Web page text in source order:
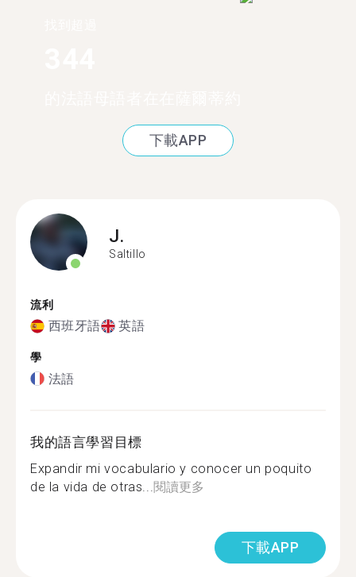
下載APP
J.
Saltillo
流利
西班牙語 英語
學
法語
我的語言學習目標
Expandir mi vocabulario y conocer un poquito
de la vida de otras... 閱讀更多
下載APP